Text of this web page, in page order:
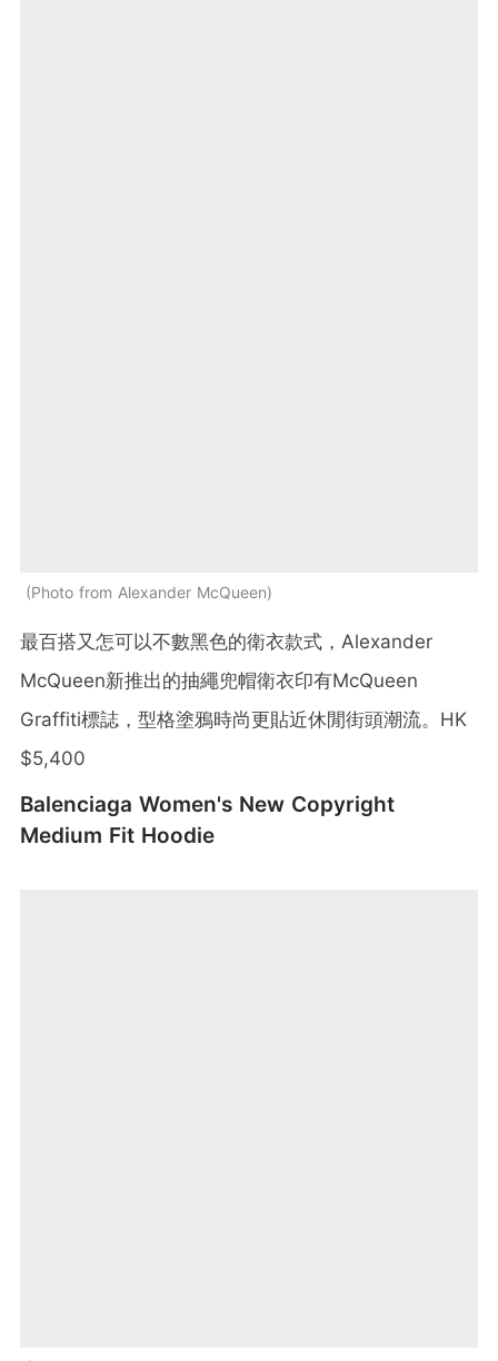
Photo from Alexander McQueen
最百搭又怎可以不數黑色的衛衣款式，Alexander
McQueen新推出的抽繩兜帽衛衣印有McQueen
Graffiti標誌，型格塗鴉時尚更貼近休閒街頭潮流。HK
$5,400
Balenciaga Women's New Copyright
Medium Fit Hoodie